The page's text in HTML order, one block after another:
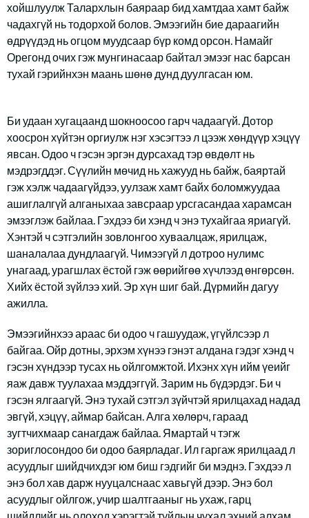
хойшлуулж Талархлын баяраар бид хамтдаа хамт байж
чадахгүй нь тодорхой болов. Эмээгийн бие дараагийн
өдрүүдэд нь огцом муудсаар бүр комд орсон. Намайг
Орегонд очих гэж мунгинасаар байтал эмээг нас барсан
тухай гэрийнхэн маань шөнө дунд дуулгасан юм.
Би удаан хугацаанд шокноосоо гарч чадаагүй. Дотор
хоосрон хүйтэн оргиулж нэг хэсэгтээ л цээж хөндүүр хэцүү
явсан. Одоо ч гэсэн эргэн дурсахад тэр өвдөлт нь
мэдрэгддэг. Сүүлийн мөчид нь хажууд нь байж, баяртай
гэж хэлж чадаагүйдээ, уулзаж хамт байх боломжуудаа
ашиглалгүй алганыхаа завсраар урсгасандаа харамсан
эмзэглэж байлаа. Гэхдээ би хэнд ч энэ тухайгаа яриагүй.
Хэнтэй ч сэтгэлийн зовлонгоо хуваалцаж, ярилцаж,
шаналалаа дундлаагүй. Чимээгүй л дотроо нулимс
унагаад, урагшлах ёстой гэж өөрийгөө хүчлээд өнгөрсөн.
Хийх ёстой зүйлээ хий. Эр хүн шиг бай. Дүрмийн дагуу
ажилла.
Эмээгийнхээ араас би одоо ч гашуудаж, үгүйлсээр л
байгаа. Ойр дотны, эрхэм хүнээ гэнэт алдана гэдэг хэнд ч
гэсэн хүндээр тусах нь ойлгомжтой. Ихэнх хүн ийм үеийг
яаж давж туулахаа мэддэггүй. Зарим нь бүдэрдэг. Би ч
гэсэн ялгаагүй. Энэ тухай сэтгэл зүйчтэй ярилцахад надад
эвгүй, хэцүү, аймар байсан. Алга хөлөрч, гараад
зугтчихмаар санагдаж байлаа. Ямартай ч тэгж
зориглосондоо би одоо баярладаг. Ил гаргаж ярилцаад л
асуудлыг шийдчихдэг юм биш гэдгийг би мэднэ. Гэхдээ л
энэ бол хав дарж нууцалснаас хавьгүй дээр. Энэ бол
асуудлыг ойлгож, учир шалтгааныг нь ухаж, гарц